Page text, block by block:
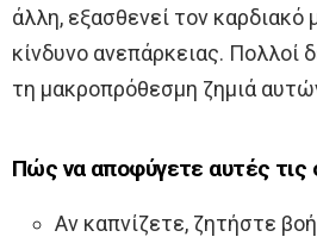
άλλη, εξασθενεί τον καρδιακό
κίνδυνο ανεπάρκειας. Πολλοί
τη μακροπρόθεσμη ζημιά
Πώς να αποφύγετε αυτές τις
Αν καπνίζετε, ζητήστε